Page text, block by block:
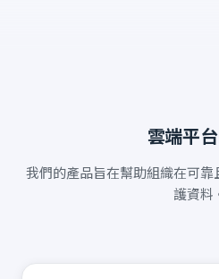
雲端平
我們的產品旨在幫助組織在可
護資料